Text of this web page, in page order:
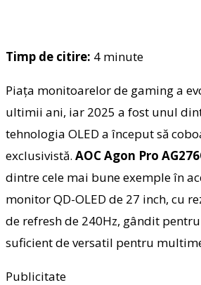
Timp de citire: 4 minute
Piața monitoarelor de gaming a
ultimii ani, iar 2025 a fost unul
tehnologia OLED a început să
exclusivistă. AOC Agon Pro
dintre cele mai bune exemple în
monitor QD-OLED de 27 inch, cu
de refresh de 240Hz, gândit
suficient de versatil pentru
Publicitate